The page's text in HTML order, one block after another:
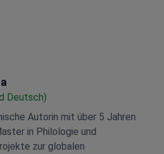
Deutsch)
Autorin mit über 5 Jahren
in Philologie und
zur globalen